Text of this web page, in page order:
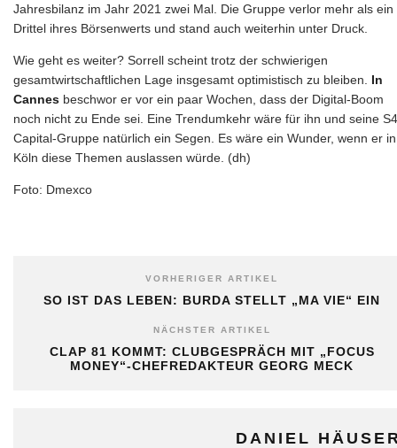
Jahresbilanz im Jahr 2021 zwei Mal. Die Gruppe verlor mehr als ein
Drittel ihres Börsenwerts und stand auch weiterhin unter Druck.
Wie geht es weiter? Sorrell scheint trotz der schwierigen
gesamtwirtschaftlichen Lage insgesamt optimistisch zu bleiben.
In
Cannes beschwor er vor ein paar Wochen, dass der Digital-Boom
noch nicht zu Ende sei. Eine Trendumkehr wäre für ihn und seine S4
Capital-Gruppe natürlich ein Segen. Es wäre ein Wunder, wenn er in
Köln diese Themen auslassen würde. (dh)
Foto: Dmexco
VORHERIGER ARTIKEL
SO IST DAS LEBEN: BURDA STELLT „MA VIE“ EIN
NÄCHSTER ARTIKEL
CLAP 81 KOMMT: CLUBGESPRÄCH MIT „FOCUS
MONEY“-CHEFREDAKTEUR GEORG MECK
DANIEL